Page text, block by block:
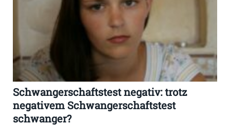
Schwangerschaftstest negativ: trotz
negativem Schwangerschaftstest
schwanger?